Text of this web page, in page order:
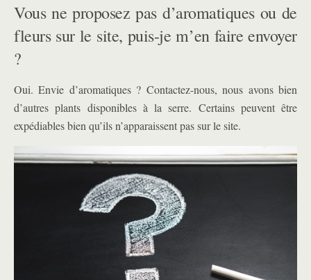
Vous ne proposez pas d’aromatiques ou de
fleurs sur le site, puis-je m’en faire envoyer
?
Oui. Envie d’aromatiques ? Contactez-nous, nous avons bien
d’autres plants disponibles à la serre. Certains peuvent être
expédiables bien qu’ils n’apparaissent pas sur le site.